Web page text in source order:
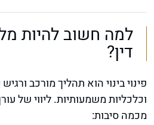
למה חשוב להיות
דין?
פינוי בינוי הוא תהליך מורכב
וכלכליות משמעותיות. ליווי של
מכמה סיבות: